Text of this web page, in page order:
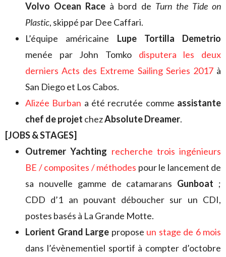
Volvo Ocean Race à bord de Turn the Tide on
Plastic, skippé par Dee Caffari.
L’équipe américaine Lupe Tortilla Demetrio
menée par John Tomko disputera les deux
derniers Acts des Extreme Sailing Series 2017à
San Diego et Los Cabos.
Alizée Burban a été recrutée comme assistante
chef de projet chezAbsolute Dreamer.
[JOBS & STAGES]
Outremer Yachting recherche trois ingénieurs
BE / composites / méthodes pour le lancement de
sa nouvelle gamme de catamarans Gunboat ;
CDD d’1 an pouvant déboucher sur un CDI,
postes basés à La Grande Motte.
Lorient Grand Large propose un stage de 6 mois
dans l’évènementiel sportif à compter d’octobre